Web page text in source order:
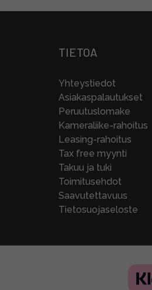
TIETOA
Yhteystiedot
Asiakaspalautukset
Peruutuslomake
Kameraliike-rahoitus
Leasing-rahoitus
Tax free myynti
Takuu ja tuki
Toimitusehdot
Saavutettavuus
Tietosuojaseloste